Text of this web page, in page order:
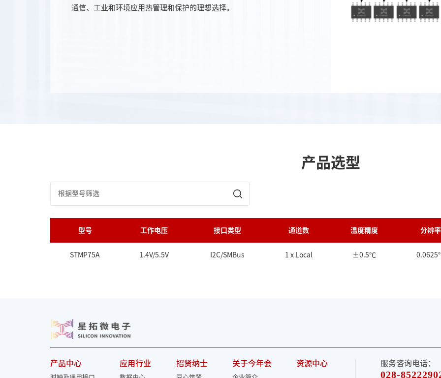
通信、工业和环境应用热管理和保护的理想选择。
产品选型
型号 工作电压 接口类型 通道数 温度精度 分辨率
STMP75A 1.4V/5.5V I2C/SMBus 1 x Local ±0.5℃
产品中心 应用行业 招贤纳士 关于今年会 资源中心 服务咨询电话：
028-